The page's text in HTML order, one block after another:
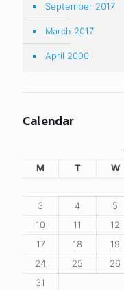
September 2017
March 2017
April 2000
Calendar
M T W
3
4 5
10
11 12
17
18 19
24
25 26
31